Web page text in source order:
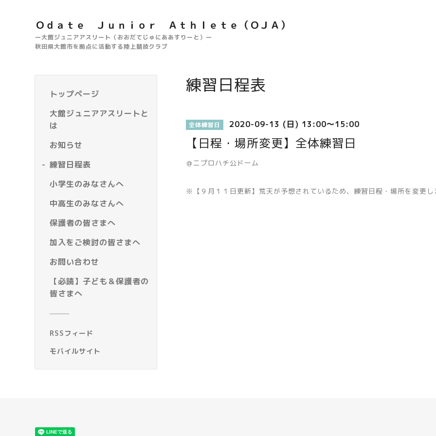
Ｏｄａｔｅ Ｊｕｎｉｏｒ Ａｔｈｌｅｔｅ（ＯＪＡ）
ー大館ジュニアアスリート（おおだてじゅにああすりーと）ー
秋田県大館市を拠点に活動する陸上競技クラブ
トップページ
大館ジュニアアスリートと
は
お知らせ
練習日程表
小学生のみなさんへ
中高生のみなさんへ
保護者の皆さまへ
加入をご検討の皆さまへ
お問い合わせ
【必読】子ども＆保護者の
皆さまへ
RSSフィード
モバイルサイト
練習日程表
全体練習日 2020-09-13 (日) 13:00～15:00
【日程・場所変更】全体練習日
＠ニプロハチ公ドーム
※【９月１１日更新】荒天が予想されているため、練習日程・場所を変更し